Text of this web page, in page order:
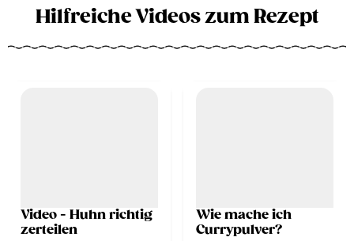
Hilfreiche Videos zum Rezept
Video - Huhn richtig
zerteilen
Wie mache ich
Currypulver?